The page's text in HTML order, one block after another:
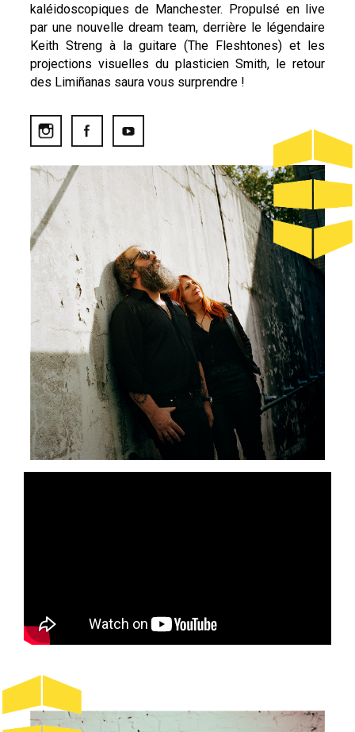
kaléidoscopiques de Manchester. Propulsé en live
par une nouvelle dream team, derrière le légendaire
Keith Streng à la guitare (The Fleshtones) et les
projections visuelles du plasticien Smith, le retour
des Limiñanas saura vous surprendre !